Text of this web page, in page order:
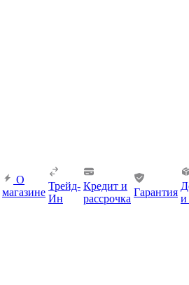
О
магазине
Трейд-
Ин
Кредит и
рассрочка
Гарантия
и